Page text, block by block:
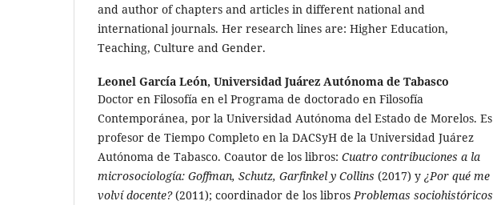
and author of chapters and articles in different national and
international journals. Her research lines are: Higher Education,
Teaching, Culture and Gender.
Leonel García León, Universidad Juárez Autónoma de Tabasco
Doctor en Filosofía en el Programa de doctorado en Filosofía
Contemporánea, por la Universidad Autónoma del Estado de Morelos. Es
profesor de Tiempo Completo en la DACSyH de la Universidad Juárez
Autónoma de Tabasco. Coautor de los libros: Cuatro contribuciones a la
microsociología: Goffman, Schutz, Garfinkel y Collins (2017) y ¿Por qué me
volví docente?(2011); coordinador de los librosProblemas sociohistóricos